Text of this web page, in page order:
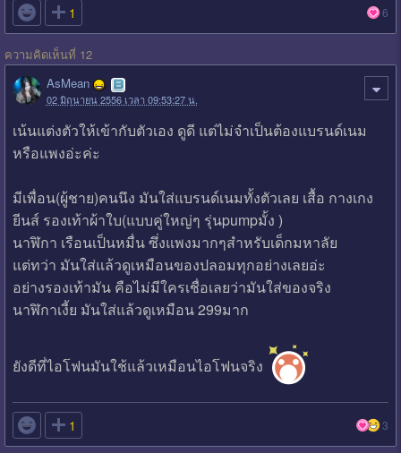
 1 6
ความคิดเห็นที่ 12
AsMean
02 มิถุนายน 2556 เวลา 09:53:27 น.
เน้นแต่งตัวให้เข้ากับตัวเอง ดูดี แต่ไม่จำเป็นต้องแบรนด์เนม
หรือแพงอ่ะค่ะ
มีเพื่อน(ผู้ชาย)คนนึง มันใส่แบรนด์เนมทั้งตัวเลย เสื้อ กางเกง
ยีนส์ รองเท้าผ้าใบ(แบบคู่ใหญ่ๆ รุ่นpumpมั้ง )
นาฬิกา เรือนเป็นหมื่น ซึ่งแพงมากๆสำหรับเด็กมหาลัย
แต่ทว่า มันใส่แล้วดูเหมือนของปลอมทุกอย่างเลยอ่ะ
อย่างรองเท้ามัน คือไม่มีใครเชื่อเลยว่ามันใส่ของจริง
นาฬิกาเงี้ย มันใส่แล้วดูเหมือน 299มาก
ยังดีที่ไอโฟนมันใช้แล้วเหมือนไอโฟนจริง
 1 3